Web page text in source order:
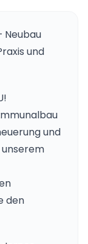
Neubau
und
und
den